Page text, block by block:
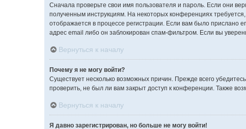
Сначала проверьте свои имя пользователя и пароль. Если они
полученным инструкциям. На некоторых конференциях
отображается в процессе регистрации. Если вам было прислано
адрес email либо он заблокирован спам-фильтром. Если вы
Вернуться к началу
Почему я не могу войти?
Существует несколько возможных причин. Прежде всего
проверить, не был ли вам закрыт доступ к конференции. Также
Вернуться к началу
Я давно зарегистрирован, но больше не могу войти!